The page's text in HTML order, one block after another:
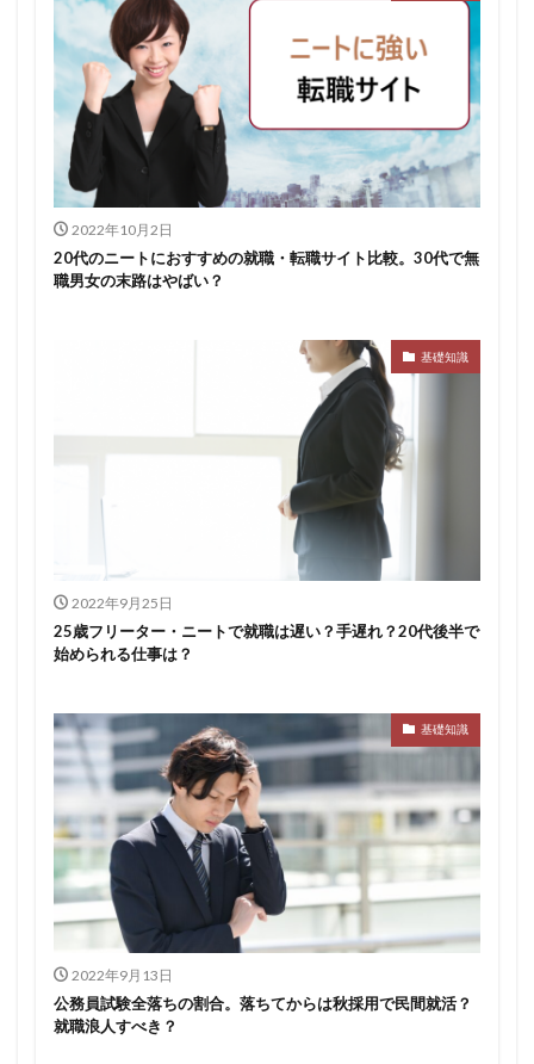
2022年10月2日
20代のニートにおすすめの就職・転職サイト比較。30代で無
職男女の末路はやばい？
基礎知識
2022年9月25日
25歳フリーター・ニートで就職は遅い？手遅れ？20代後半で
始められる仕事は？
基礎知識
2022年9月13日
公務員試験全落ちの割合。落ちてからは秋採用で民間就活？
就職浪人すべき？